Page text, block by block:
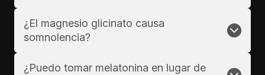
¿El magnesio glicinato causa
somnolencia?
¿Puedo tomar melatonina en lugar de